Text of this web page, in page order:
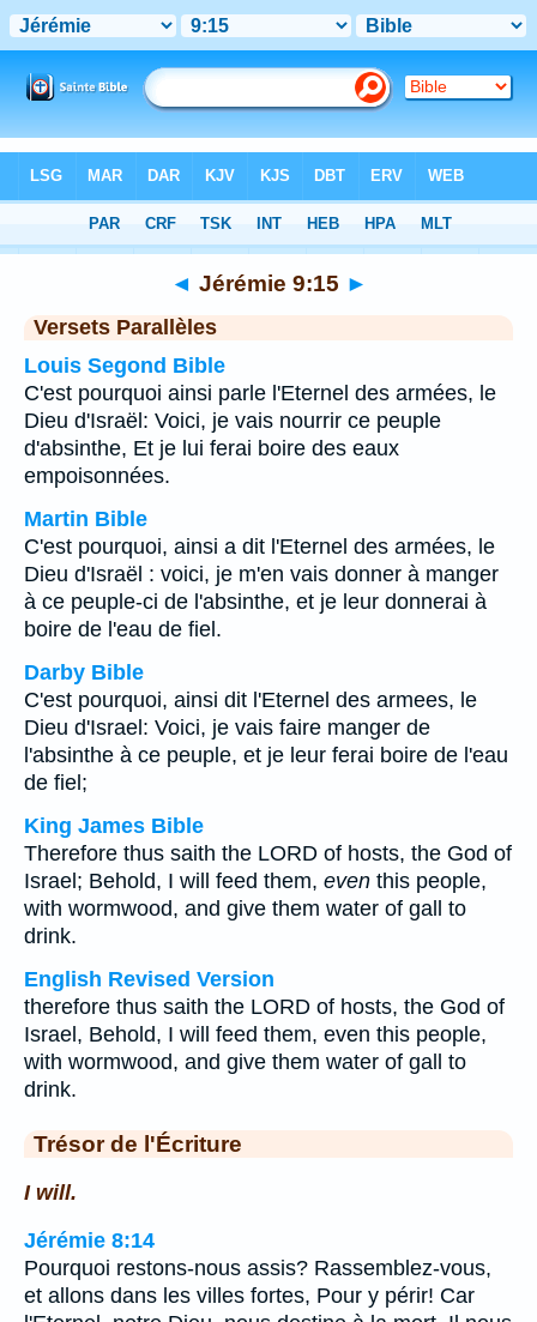
Chapitre 9> Verset 15
◄ Jérémie 9:15 ►
Versets Parallèles
Louis Segond Bible
C'est pourquoi ainsi parle l'Eternel des armées, le
Dieu d'Israël: Voici, je vais nourrir ce peuple
d'absinthe, Et je lui ferai boire des eaux
empoisonnées.
Martin Bible
C'est pourquoi, ainsi a dit l'Eternel des armées, le
Dieu d'Israël : voici, je m'en vais donner à manger
à ce peuple-ci de l'absinthe, et je leur donnerai à
boire de l'eau de fiel.
Darby Bible
C'est pourquoi, ainsi dit l'Eternel des armees, le
Dieu d'Israel: Voici, je vais faire manger de
l'absinthe à ce peuple, et je leur ferai boire de l'eau
de fiel;
King James Bible
Therefore thus saith the LORD of hosts, the God of
Israel; Behold, I will feed them, even this people,
with wormwood, and give them water of gall to
drink.
English Revised Version
therefore thus saith the LORD of hosts, the God of
Israel, Behold, I will feed them, even this people,
with wormwood, and give them water of gall to
drink.
Trésor de l'Écriture
I will.
Jérémie 8:14
Pourquoi restons-nous assis? Rassemblez-vous,
et allons dans les villes fortes, Pour y périr! Car